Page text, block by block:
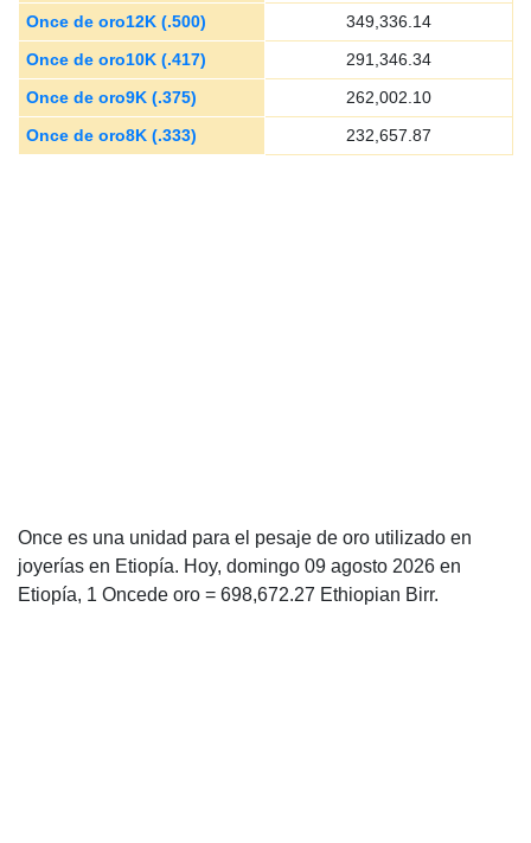
Once de oro12K (.500)
349,336.14
Once de oro10K (.417)
291,346.34
Once de oro9K (.375)
262,002.10
Once de oro8K (.333)
232,657.87
Once es una unidad para el pesaje de oro utilizado en
joyerías en Etiopía. Hoy, domingo 09 agosto 2026 en
Etiopía, 1 Oncede oro = 698,672.27 Ethiopian Birr.